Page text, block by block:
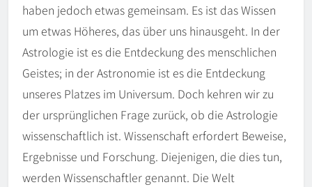
haben jedoch etwas gemeinsam. Es ist das Wissen
um etwas Höheres, das über uns hinausgeht. In der
Astrologie ist es die Entdeckung des menschlichen
Geistes; in der Astronomie ist es die Entdeckung
unseres Platzes im Universum. Doch kehren wir zu
der ursprünglichen Frage zurück, ob die Astrologie
wissenschaftlich ist. Wissenschaft erfordert Beweise,
Ergebnisse und Forschung. Diejenigen, die dies tun,
werden Wissenschaftler genannt. Die Welt